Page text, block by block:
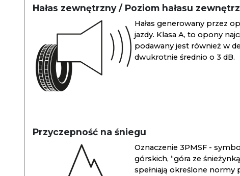
Hałas zewnętrzny / Poziom hałasu
Hałas generowany przez
jazdy. Klasa A, to opony
podawany jest również w
dwukrotnie średnio o 3 dB.
Przyczepność na śniegu
Oznaczenie 3PMSF -
górskich, “góra ze
spełniają określone normy